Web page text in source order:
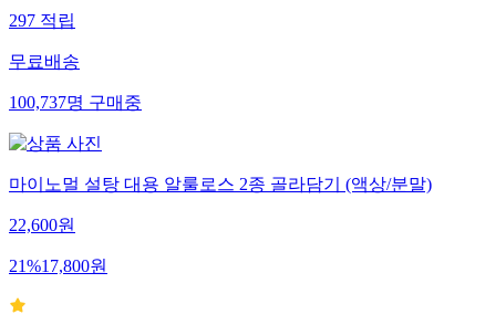
297적립
무료배송
100,737명구매중
마이노멀 설탕 대용 알룰로스 2종 골라담기 (액상/분말)
22,600원
21%17,800원